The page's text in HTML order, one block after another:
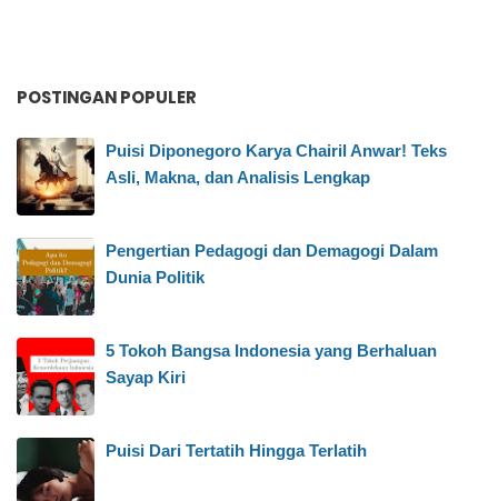
POSTINGAN POPULER
Puisi Diponegoro Karya Chairil Anwar! Teks
Asli, Makna, dan Analisis Lengkap
Pengertian Pedagogi dan Demagogi Dalam
Dunia Politik
5 Tokoh Bangsa Indonesia yang Berhaluan
Sayap Kiri
Puisi Dari Tertatih Hingga Terlatih